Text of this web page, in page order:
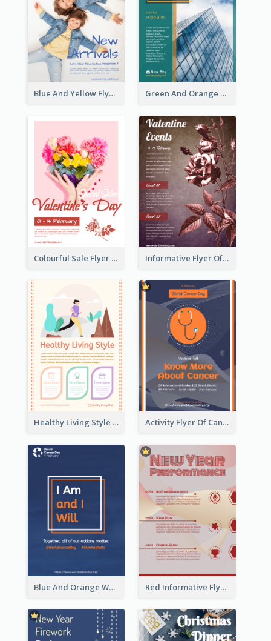
Blue And Yellow Flyer For Children Clothes Green And Orange Flyer Of Opening Ceremony
Colourful Sale Flyer Of Valentine Day With Photo Informative Flyer Of Valentine Activities In Dark Colour Tone
Healthy Living Style Flyer In Warm Colour Tone Activity Flyer Of Cancer Talk In Dark Colour Tone
Blue And Orange World Cancer Day Flyer Red Informative Flyers With Simple Graphics